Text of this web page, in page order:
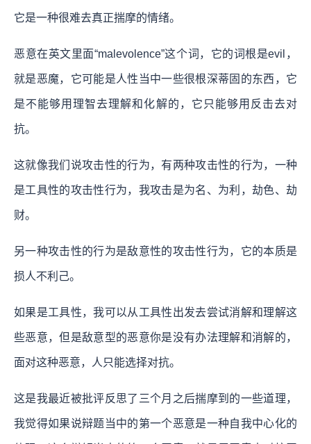
它是一种很难去真正揣摩的情绪。
恶意在英文里面“malevolence”这个词，它的词根是evil，
就是恶魔，它可能是人性当中一些很根深蒂固的东西，它
是不能够用理智去理解和化解的，它只能够用反击去对
抗。
这就像我们说攻击性的行为，有两种攻击性的行为，一种
是工具性的攻击性行为，我攻击是为名、为利，劫色、劫
财。
另一种攻击性的行为是敌意性的攻击性行为，它的本质是
损人不利己。
如果是工具性，我可以从工具性出发去尝试消解和理解这
些恶意，但是敌意型的恶意你是没有办法理解和消解的，
面对这种恶意，人只能选择对抗。
这是我最近被批评反思了三个月之后揣摩到的一些道理，
我觉得如果说辩题当中的第一个恶意是一种自我中心化的